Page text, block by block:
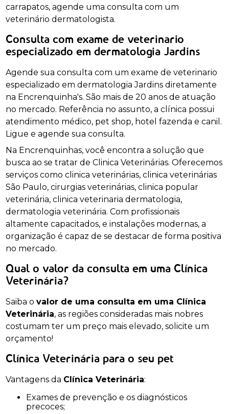
carrapatos, agende uma consulta com um
veterinário dermatologista.
Consulta com exame de veterinario
especializado em dermatologia Jardins
Agende sua consulta com um exame de veterinario
especializado em dermatologia Jardins diretamente
na Encrenquinha's. São mais de 20 anos de atuação
no mercado. Referência no assunto, a clínica possui
atendimento médico, pet shop, hotel fazenda e canil.
Ligue e agende sua consulta.
Na Encrenquinhas, você encontra a solução que
busca ao se tratar de Clinica Veterinárias. Oferecemos
serviços como clinica veterinárias, clinica veterinárias
São Paulo, cirurgias veterinárias, clinica popular
veterinária, clinica veterinaria dermatologia,
dermatologia veterinária. Com profissionais
altamente capacitados, e instalações modernas, a
organização é capaz de se destacar de forma positiva
no mercado.
Qual o valor da consulta em uma Clínica
Veterinária?
Saiba ovalor de uma consulta em uma Clínica
Veterinária, as regiões consideradas mais nobres
costumam ter um preço mais elevado, solicite um
orçamento!
Clínica Veterinária para o seu pet
Vantagens da Clínica Veterinária:
Exames de prevenção e os diagnósticos
precoces;